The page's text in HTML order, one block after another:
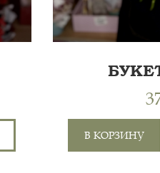
В КОРЗИНУ